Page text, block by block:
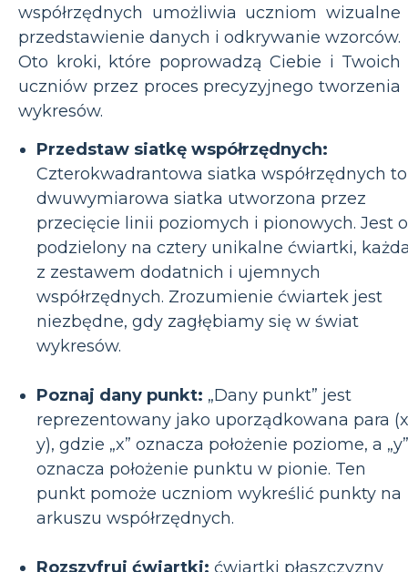
współrzędnych umożliwia uczniom wizualne
przedstawienie danych i odkrywanie wzorców.
Oto kroki, które poprowadzą Ciebie i Twoich
uczniów przez proces precyzyjnego tworzenia
wykresów.
Przedstaw siatkę współrzędnych:
Czterokwadrantowa siatka współrzędnych to
dwuwymiarowa siatka utworzona przez
przecięcie linii poziomych i pionowych. Jest
podzielony na cztery unikalne ćwiartki,
z zestawem dodatnich i ujemnych
współrzędnych. Zrozumienie ćwiartek jest
niezbędne, gdy zagłębiamy się w świat
wykresów.
Poznaj dany punkt: „Dany punkt” jest
reprezentowany jako uporządkowana para
y), gdzie „x” oznacza położenie poziome, a „y”
oznacza położenie punktu w pionie. Ten
punkt pomoże uczniom wykreślić punkty na
arkuszu współrzędnych.
Rozszyfruj ćwiartki: ćwiartki płaszczyzny